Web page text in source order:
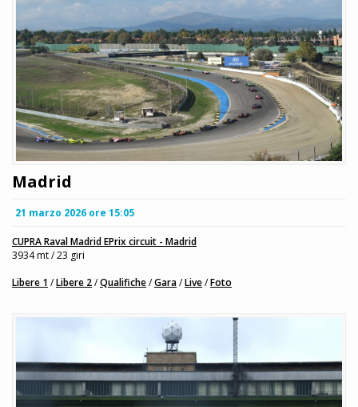
Madrid
21 marzo 2026 ore 15:05
CUPRA Raval Madrid EPrix circuit - Madrid
3934 mt / 23 giri
Libere 1 /Libere 2/Qualifiche/Gara/Live/Foto